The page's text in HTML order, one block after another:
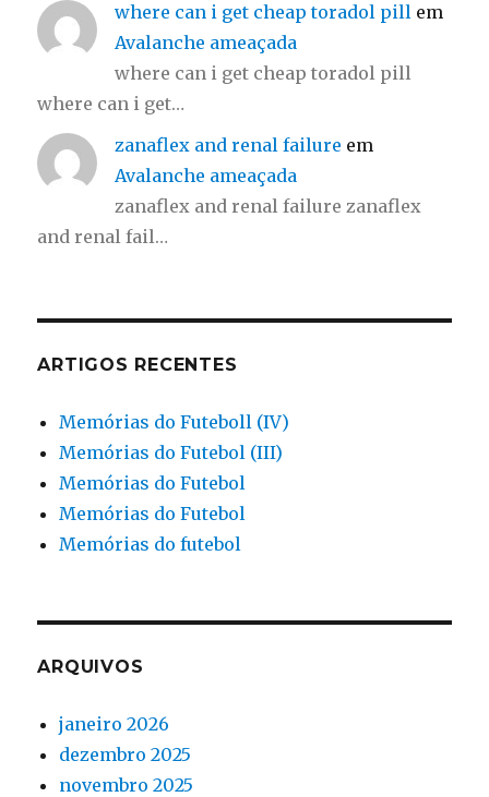
where can i get cheap toradol pill em
Avalanche ameaçada
where can i get cheap toradol pill
where can i get…
zanaflex and renal failure em
Avalanche ameaçada
zanaflex and renal failure zanaflex
and renal fail…
ARTIGOS RECENTES
Memórias do Futeboll (IV)
Memórias do Futebol (III)
Memórias do Futebol
Memórias do Futebol
Memórias do futebol
ARQUIVOS
janeiro 2026
dezembro 2025
novembro 2025